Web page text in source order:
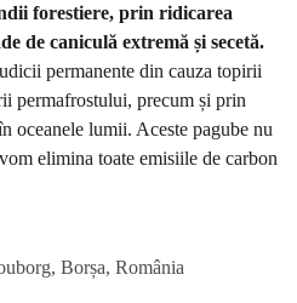
forestiere, prin ridicarea
de caniculă extremă și secetă.
permanente din cauza topirii
permafrostului, precum și prin
oceanele lumii. Aceste pagube nu
elimina toate emisiile de carbon
Borșa, România